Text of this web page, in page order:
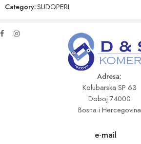
Category:SUDOPERI
Adresa:
Kolubarska SP 63
Doboj 74000
Bosna i Hercegovina
e-mail